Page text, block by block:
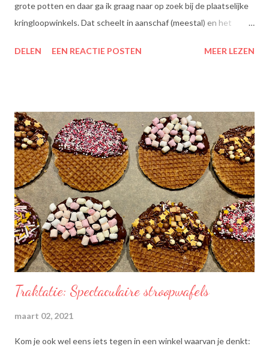
grote potten en daar ga ik graag naar op zoek bij de plaatselijke
kringloopwinkels. Dat scheelt in aanschaf (meestal) en het
voor onze planeet, nietwaar?
DELEN EEN REACTIE POSTEN MEER LEZEN
Traktatie: Spectaculaire stroopwafels
maart 02, 2021
Kom je ook wel eens iets tegen in een winkel waarvan je denkt: